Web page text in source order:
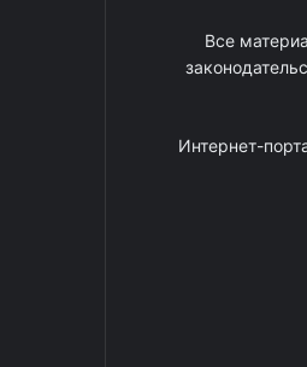
Все
Интернет-